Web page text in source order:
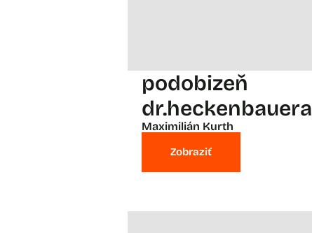
podobizeň
dr.heckenbauera
Maximilián Kurth
Zobraziť